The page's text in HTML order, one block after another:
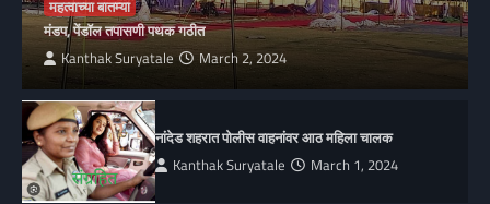
महत्वाच्या बातम्या
मंडप, पेंडॉल तपासणी पथक गठीत
Kanthak Suryatale March 2, 2024
नांदेड शहरात पोलीस वाहनांवर आठ महिला चालक
Kanthak Suryatale March 1, 2024